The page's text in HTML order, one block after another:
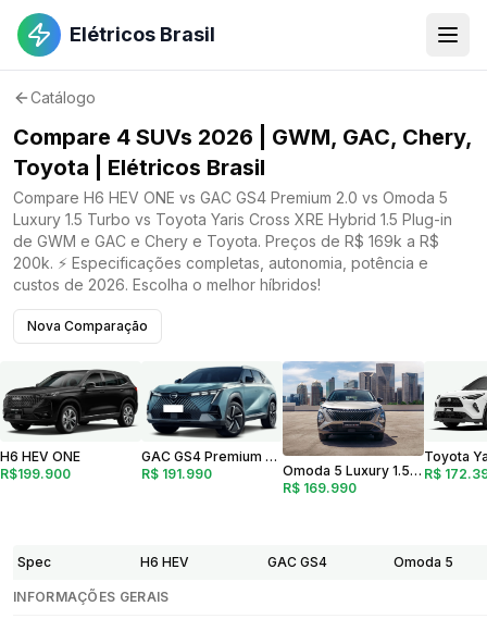
Elétricos Brasil
Catálogo
Compare 4 SUVs 2026 | GWM, GAC, Chery,
Toyota | Elétricos Brasil
Compare H6 HEV ONE vs GAC GS4 Premium 2.0 vs Omoda 5
Luxury 1.5 Turbo vs Toyota Yaris Cross XRE Hybrid 1.5 Plug-in
de GWM e GAC e Chery e Toyota. Preços de R$ 169k a R$
200k. ⚡ Especificações completas, autonomia, potência e
custos de 2026. Escolha o melhor híbridos!
Nova Comparação
H6 HEV ONE
R$199.900
GAC GS4 Premium 2.0
R$ 191.990
Omoda 5 Luxury 1.5 Turbo
R$ 169.990
R$
Spec H6 HEV GAC GS4 Omoda 5
INFORMAÇÕES GERAIS